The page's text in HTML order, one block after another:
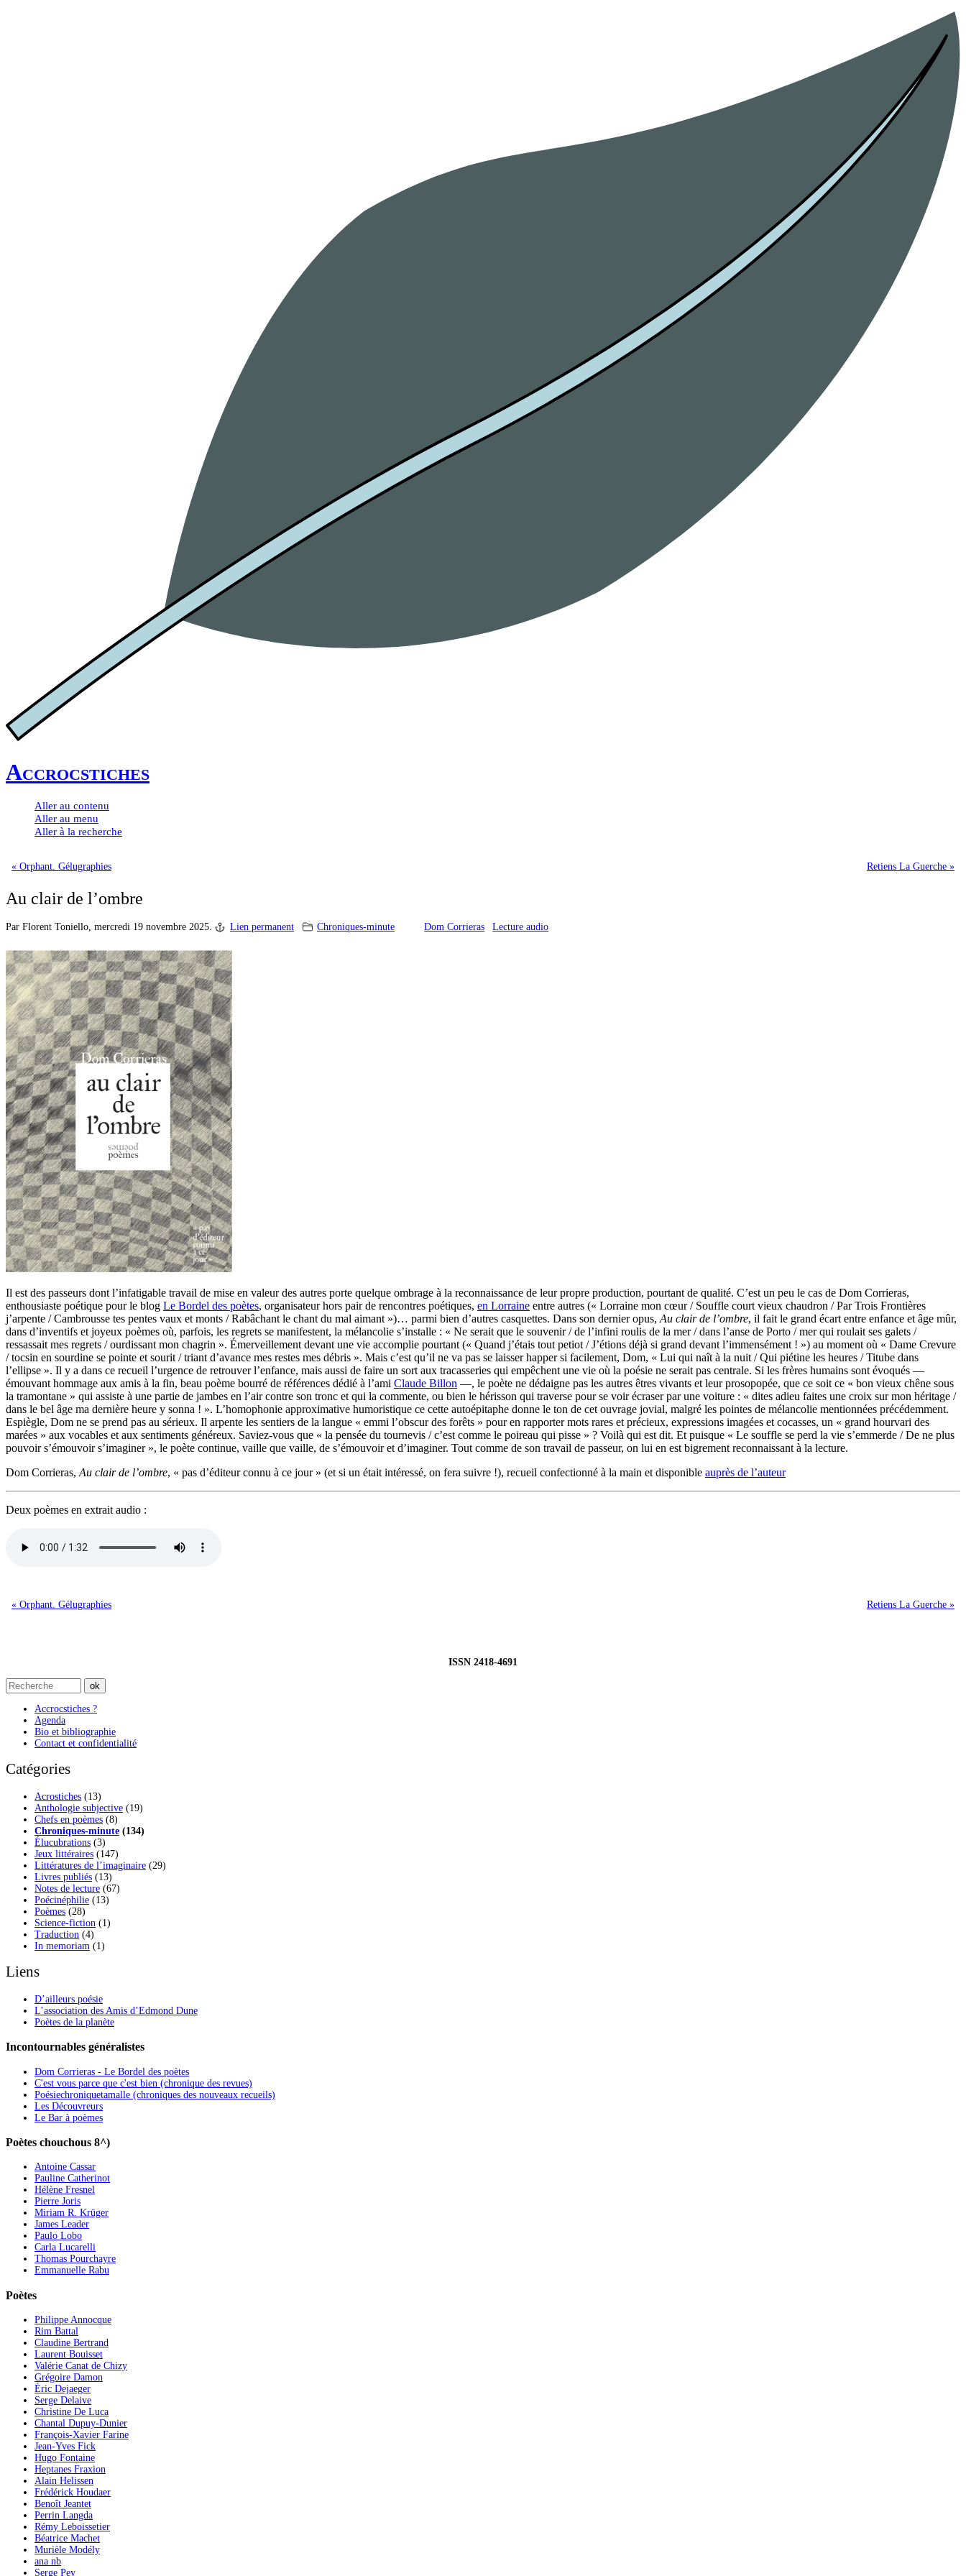
Accrocstiches
Aller au contenu
Aller au menu
Aller à la recherche
« Orphant. Gélugraphies Retiens La Guerche »
Au clair de l’ombre
Par Florent Toniello, mercredi 19 novembre 2025. Lien permanent Chroniques-minute Dom Corrieras Lecture audio
Il est des passeurs dont l’infatigable travail de mise en valeur des autres porte quelque ombrage à la reconnaissance de leur propre production, pourtant de qualité. C’est un peu le cas de Dom Corrieras,
enthousiaste poétique pour le blog Le Bordel des poètes, organisateur hors pair de rencontres poétiques, en Lorraine entre autres (« Lorraine mon cœur / Souffle court vieux chaudron / Par Trois Frontières
j’arpente / Cambrousse tes pentes vaux et monts / Rabâchant le chant du mal aimant »)… parmi bien d’autres casquettes. Dans son dernier opus, Au clair de l’ombre, il fait le grand écart entre enfance et âge mûr,
dans d’inventifs et joyeux poèmes où, parfois, les regrets se manifestent, la mélancolie s’installe : « Ne serait que le souvenir / de l’infini roulis de la mer / dans l’anse de Porto / mer qui roulait ses galets /
ressassait mes regrets / ourdissant mon chagrin ». Émerveillement devant une vie accomplie pourtant (« Quand j’étais tout petiot / J’étions déjà si grand devant l’immensément ! ») au moment où « Dame Crevure
/ tocsin en sourdine se pointe et sourit / triant d’avance mes restes mes débris ». Mais c’est qu’il ne va pas se laisser happer si facilement, Dom, « Lui qui naît à la nuit / Qui piétine les heures / Titube dans
l’ellipse ». Il y a dans ce recueil l’urgence de retrouver l’enfance, mais aussi de faire un sort aux tracasseries qui empêchent une vie où la poésie ne serait pas centrale. Si les frères humains sont évoqués —
émouvant hommage aux amis à la fin, beau poème bourré de références dédié à l’ami Claude Billon —, le poète ne dédaigne pas les autres êtres vivants et leur prosopopée, que ce soit ce « bon vieux chêne sous
la tramontane » qui assiste à une partie de jambes en l’air contre son tronc et qui la commente, ou bien le hérisson qui traverse pour se voir écraser par une voiture : « dites adieu faites une croix sur mon héritage /
dans le bel âge ma dernière heure y sonna ! ». L’homophonie approximative humoristique ce cette autoépitaphe donne le ton de cet ouvrage jovial, malgré les pointes de mélancolie mentionnées précédemment.
Espiègle, Dom ne se prend pas au sérieux. Il arpente les sentiers de la langue « emmi l’obscur des forêts » pour en rapporter mots rares et précieux, expressions imagées et cocasses, un « grand hourvari des
marées » aux vocables et aux sentiments généreux. Saviez-vous que « la pensée du tournevis / c’est comme le poireau qui pisse » ? Voilà qui est dit. Et puisque « Le souffle se perd la vie s’emmerde / De ne plus
pouvoir s’émouvoir s’imaginer », le poète continue, vaille que vaille, de s’émouvoir et d’imaginer. Tout comme de son travail de passeur, on lui en est bigrement reconnaissant à la lecture.
Dom Corrieras, Au clair de l’ombre, « pas d’éditeur connu à ce jour » (et si un était intéressé, on fera suivre !), recueil confectionné à la main et disponible auprès de l’auteur
Deux poèmes en extrait audio :
« Orphant. Gélugraphies Retiens La Guerche »
ISSN 2418-4691
Accrocstiches ?
Agenda
Bio et bibliographie
Contact et confidentialité
Catégories
Acrostiches (13)
Anthologie subjective (19)
Chefs en poèmes (8)
Chroniques-minute (134)
Élucubrations (3)
Jeux littéraires (147)
Littératures de l’imaginaire (29)
Livres publiés (13)
Notes de lecture (67)
Poécinéphilie (13)
Poèmes (28)
Science-fiction (1)
Traduction (4)
In memoriam (1)
Liens
D’ailleurs poésie
L’association des Amis d’Edmond Dune
Poètes de la planète
Incontournables généralistes
Dom Corrieras - Le Bordel des poètes
C'est vous parce que c'est bien (chronique des revues)
Poésiechroniquetamalle (chroniques des nouveaux recueils)
Les Découvreurs
Le Bar à poèmes
Poètes chouchous 8^)
Antoine Cassar
Pauline Catherinot
Hélène Fresnel
Pierre Joris
Miriam R. Krüger
James Leader
Paulo Lobo
Carla Lucarelli
Thomas Pourchayre
Emmanuelle Rabu
Poètes
Philippe Annocque
Rim Battal
Claudine Bertrand
Laurent Bouisset
Valérie Canat de Chizy
Grégoire Damon
Éric Dejaeger
Serge Delaive
Christine De Luca
Chantal Dupuy-Dunier
François-Xavier Farine
Jean-Yves Fick
Hugo Fontaine
Heptanes Fraxion
Alain Helissen
Frédérick Houdaer
Benoît Jeantet
Perrin Langda
Rémy Leboissetier
Béatrice Machet
Murièle Modély
ana nb
Serge Pey